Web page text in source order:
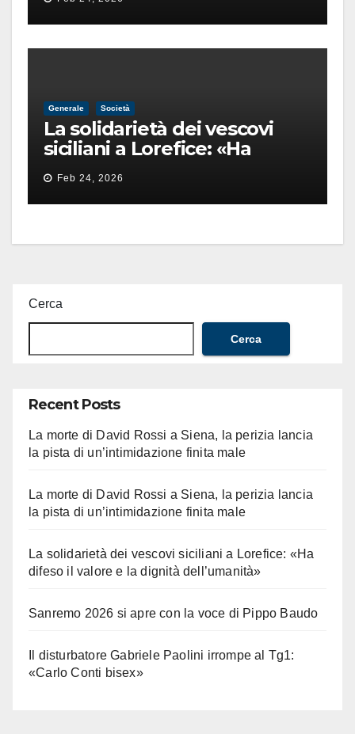
finita male
Generale Società
La solidarietà dei vescovi
siciliani a Lorefice: «Ha
difeso il valore e la dignità
dell’umanità»
Feb 24, 2026
Cerca
Cerca
Recent Posts
La morte di David Rossi a Siena, la perizia lancia
la pista di un’intimidazione finita male
La morte di David Rossi a Siena, la perizia lancia
la pista di un’intimidazione finita male
La solidarietà dei vescovi siciliani a Lorefice: «Ha
difeso il valore e la dignità dell’umanità»
Sanremo 2026 si apre con la voce di Pippo Baudo
Il disturbatore Gabriele Paolini irrompe al Tg1:
«Carlo Conti bisex»